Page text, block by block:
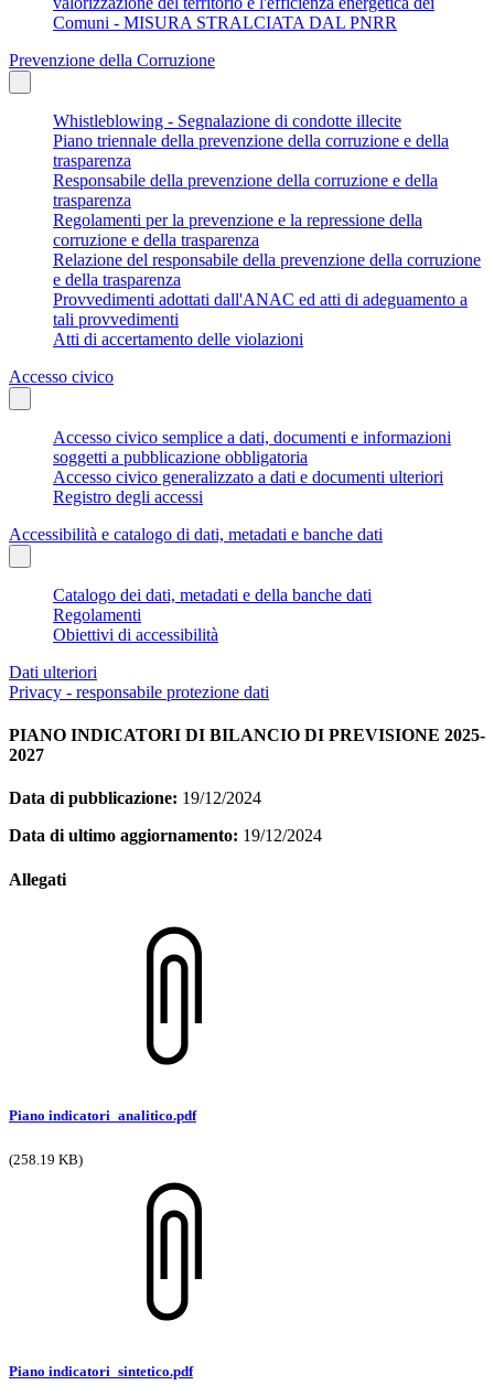
Comuni - MISURA STRALCIATA DAL PNRR
Prevenzione della Corruzione
Whistleblowing - Segnalazione di condotte illecite
Piano triennale della prevenzione della corruzione e della
trasparenza
Responsabile della prevenzione della corruzione e della
trasparenza
Regolamenti per la prevenzione e la repressione della
corruzione e della trasparenza
Relazione del responsabile della prevenzione della corruzione
e della trasparenza
Provvedimenti adottati dall'ANAC ed atti di adeguamento a
tali provvedimenti
Atti di accertamento delle violazioni
Accesso civico
Accesso civico semplice a dati, documenti e informazioni
soggetti a pubblicazione obbligatoria
Accesso civico generalizzato a dati e documenti ulteriori
Registro degli accessi
Accessibilità e catalogo di dati, metadati e banche dati
Catalogo dei dati, metadati e della banche dati
Regolamenti
Obiettivi di accessibilità
Dati ulteriori
Privacy - responsabile protezione dati
PIANO INDICATORI DI BILANCIO DI PREVISIONE 2025-
2027
Data di pubblicazione: 19/12/2024
Data di ultimo aggiornamento: 19/12/2024
Allegati
Piano indicatori_analitico.pdf
(258.19 KB)
Piano indicatori_sintetico.pdf